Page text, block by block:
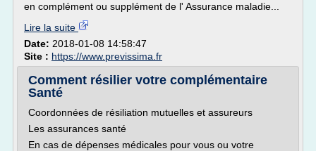
en complément ou supplément de l' Assurance maladie...
Lire la suite
Date: 2018-01-08 14:58:47
Site : https://www.previssima.fr
Comment résilier votre complémentaire
Santé
Coordonnées de résiliation mutuelles et assureurs
Les assurances santé
En cas de dépenses médicales pour vous ou votre